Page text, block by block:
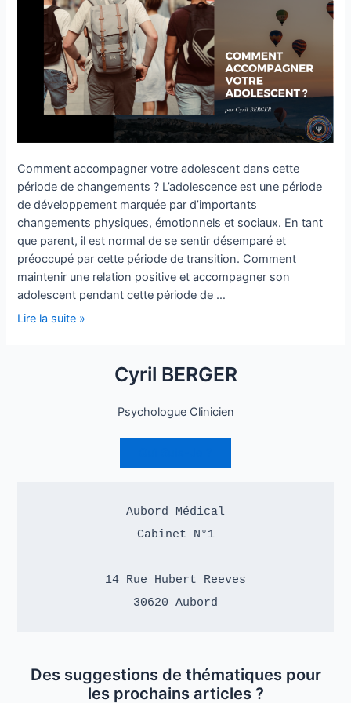
Comment accompagner votre adolescent dans cette
période de changements ? L’adolescence est une période
de développement marquée par d’importants
changements physiques, émotionnels et sociaux. En tant
que parent, il est normal de se sentir désemparé et
préoccupé par cette période de transition. Comment
maintenir une relation positive et accompagner son
adolescent pendant cette période de …
Lire la suite »
Cyril BERGER
Psychologue Clinicien
Aubord Médical
Cabinet N°1
14 Rue Hubert Reeves
30620 Aubord
Des suggestions de thématiques pour
les prochains articles ?